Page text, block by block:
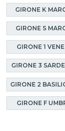
GIRONE K
GIRONE S
GIRONE 1
GIRONE 3
GIRONE 2
GIRONE F